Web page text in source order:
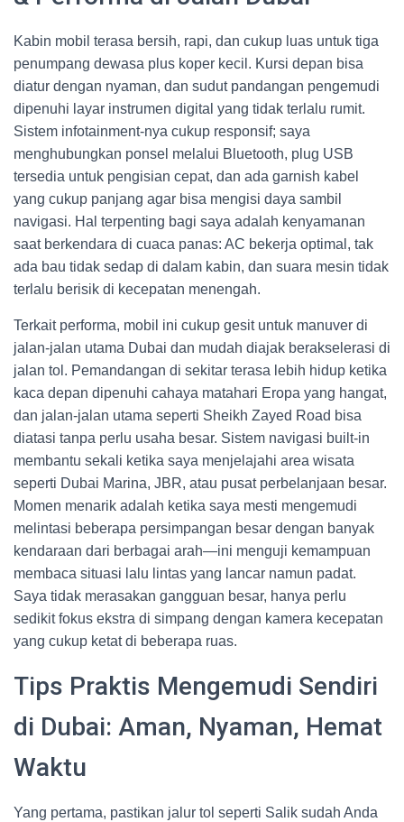
Kabin mobil terasa bersih, rapi, dan cukup luas untuk tiga
penumpang dewasa plus koper kecil. Kursi depan bisa
diatur dengan nyaman, dan sudut pandangan pengemudi
dipenuhi layar instrumen digital yang tidak terlalu rumit.
Sistem infotainment-nya cukup responsif; saya
menghubungkan ponsel melalui Bluetooth, plug USB
tersedia untuk pengisian cepat, dan ada garnish kabel
yang cukup panjang agar bisa mengisi daya sambil
navigasi. Hal terpenting bagi saya adalah kenyamanan
saat berkendara di cuaca panas: AC bekerja optimal, tak
ada bau tidak sedap di dalam kabin, dan suara mesin tidak
terlalu berisik di kecepatan menengah.
Terkait performa, mobil ini cukup gesit untuk manuver di
jalan-jalan utama Dubai dan mudah diajak berakselerasi di
jalan tol. Pemandangan di sekitar terasa lebih hidup ketika
kaca depan dipenuhi cahaya matahari Eropa yang hangat,
dan jalan-jalan utama seperti Sheikh Zayed Road bisa
diatasi tanpa perlu usaha besar. Sistem navigasi built-in
membantu sekali ketika saya menjelajahi area wisata
seperti Dubai Marina, JBR, atau pusat perbelanjaan besar.
Momen menarik adalah ketika saya mesti mengemudi
melintasi beberapa persimpangan besar dengan banyak
kendaraan dari berbagai arah—ini menguji kemampuan
membaca situasi lalu lintas yang lancar namun padat.
Saya tidak merasakan gangguan besar, hanya perlu
sedikit fokus ekstra di simpang dengan kamera kecepatan
yang cukup ketat di beberapa ruas.
Tips Praktis Mengemudi Sendiri
di Dubai: Aman, Nyaman, Hemat
Waktu
Yang pertama, pastikan jalur tol seperti Salik sudah Anda